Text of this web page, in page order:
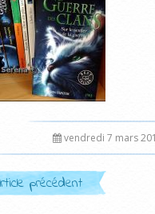
vendredi 7 mars
navigation
précédent